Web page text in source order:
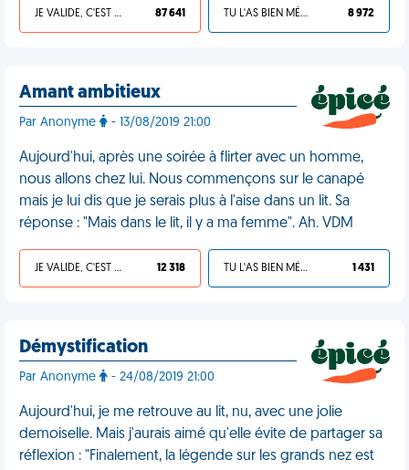
JE VALIDE, C'EST UNE VDM 87 641 TU L'AS BIEN MÉRITÉ 8 972
Amant ambitieux
Par Anonyme - 13/08/2019 21:00
Aujourd'hui, après une soirée à flirter avec un homme,
nous allons chez lui. Nous commençons sur le canapé
mais je lui dis que je serais plus à l'aise dans un lit. Sa
réponse : "Mais dans le lit, il y a ma femme". Ah. VDM
JE VALIDE, C'EST UNE VDM 12 318 TU L'AS BIEN MÉRITÉ 1 431
Démystification
Par Anonyme - 24/08/2019 21:00
Aujourd'hui, je me retrouve au lit, nu, avec une jolie
demoiselle. Mais j'aurais aimé qu'elle évite de partager sa
réflexion : "Finalement, la légende sur les grands nez est